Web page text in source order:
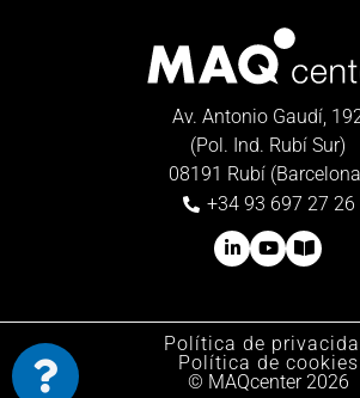
Av. Antonio Gaudí,
(Pol. Ind. Rubí Sur)
08191 Rubí
+34 93 697 27 26
Política de
© MAQcenter 2026
Política de cookies